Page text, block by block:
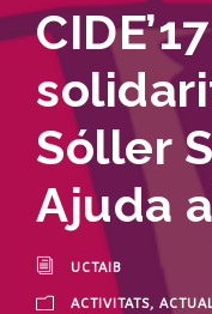
Sóller
Ajuda
UCTAIB
ACTIVITATS,